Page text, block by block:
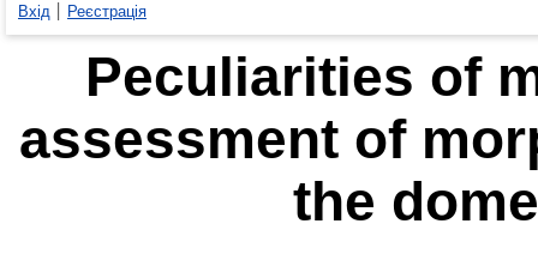
Вхід Реєстрація
Peculiarities of
assessment of
the